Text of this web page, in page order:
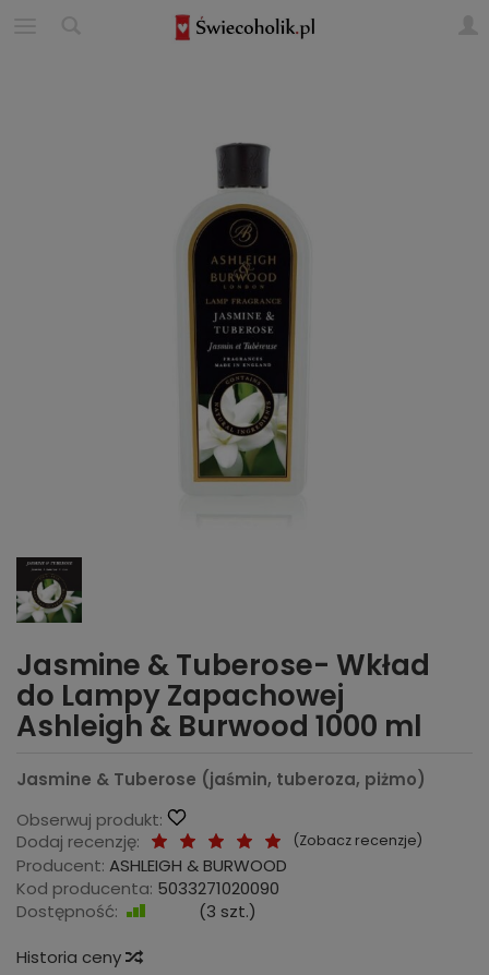
Jasmine & Tuberose- Wkład
do Lampy Zapachowej
Ashleigh & Burwood 1000 ml
Jasmine & Tuberose (jaśmin, tuberoza, piżmo)
Obserwuj produkt:
Dodaj recenzję:
(Zobacz recenzje)
Producent: ASHLEIGH & BURWOOD
Kod producenta: 5033271020090
Dostępność:
(3 szt.)
Historia ceny